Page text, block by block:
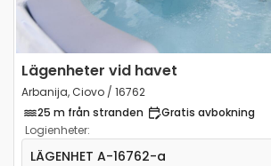
Lägenheter vid havet
Arbanija, Ciovo / 16762
25 m från stranden
Gratis avbokning
Logienheter:
Tvårumslägenhet Arbanija, Ciovo
LÄGENHET A-16762-a